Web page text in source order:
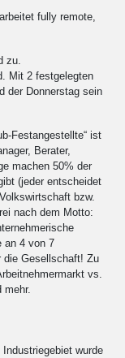
fully remote,
zu.
Mit 2 festgelegten
der Donnerstag sein
Festangestellte“ ist
Berater,
machen 50% der
(jeder entscheidet
bzw.
nach dem Motto:
an 4 von 7
die Gesellschaft! Zu
vs.
mehr.
wurde